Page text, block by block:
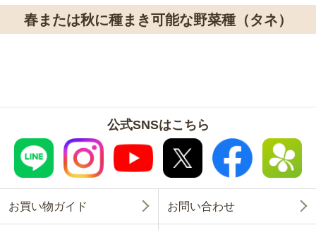
春または秋に種まき可能な野菜種（タネ）
公式SNSはこちら
お買い物ガイド お問い合わせ